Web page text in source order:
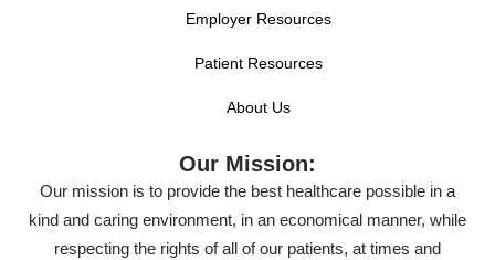
Employer Resources
Patient Resources
About Us
Our Mission:
Our mission is to provide the best healthcare possible in a
kind and caring environment, in an economical manner, while
respecting the rights of all of our patients, at times and